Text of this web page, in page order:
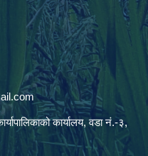
कार्यालय, वडा नं.-३,